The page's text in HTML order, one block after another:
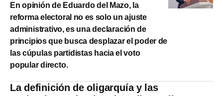
En opinión de Eduardo del Mazo, la
reforma electoral no es solo un ajuste
administrativo, es una declaración de
principios que busca desplazar el poder de
las cúpulas partidistas hacia el voto
popular directo.
La definición de oligarquía y las